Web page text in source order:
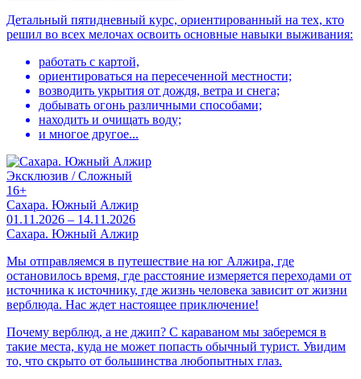
Детальный пятидневный курс, ориентированный на тех, кто
решил во всех мелочах освоить основные навыки выживания:
работать с картой,
ориентироваться на пересеченной местности;
возводить укрытия от дождя, ветра и снега;
добывать огонь различными способами;
находить и очищать воду;
и многое другое...
Эксклюзив / Сложный
16+
Сахара. Южный Алжир
01.11.2026 – 14.11.2026
Сахара. Южный Алжир
Мы отправляемся в путешествие на юг Алжира, где
остановилось время, где расстояние измеряется переходами от
источника к источнику, где жизнь человека зависит от жизни
верблюда. Нас ждет настоящее приключение!
Почему верблюд, а не джип? С караваном мы заберемся в
такие места, куда не может попасть обычный турист. Увидим
то, что скрыто от большинства любопытных глаз.